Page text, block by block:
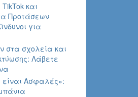
και
Προτάσεων
για
στα σχολεία και
Λάβετε
είναι Ασφαλές»: